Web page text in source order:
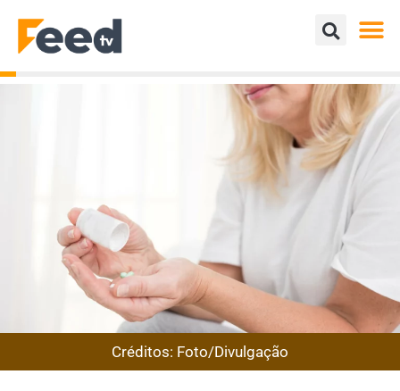
Créditos: Foto/Divulgação